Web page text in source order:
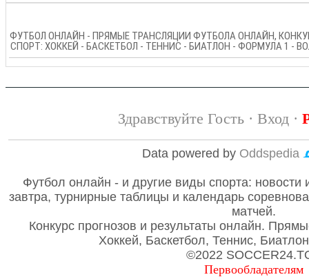
ФУТБОЛ ОНЛАЙН - ПРЯМЫЕ ТРАНСЛЯЦИИ ФУТБОЛА ОНЛАЙН,
СПОРТ: ХОККЕЙ - БАСКЕТБОЛ - ТЕННИС - БИАТЛОН - ФОРМУЛА 1 -
Здравствуйте Гость · Вход·
Data powered by Oddspedia
Футбол онлайн - и другие виды спорта: новости
завтра, турнирные таблицы и календарь
матчей.
Конкурс прогнозов и результаты онлайн.
Хоккей, Баскетбол, Теннис,
©2022
Первообладателям